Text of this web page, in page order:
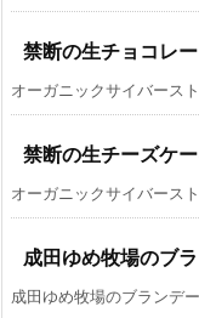
禁断の生チョコレ
オーガニックサイバース
禁断の生チーズケ
オーガニックサイバース
成田ゆめ牧場のブ
成田ゆめ牧場のブランデ